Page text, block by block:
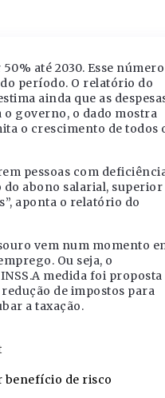
até 2030. Esse número
período. O relatório do
ainda que as
o governo, o dado mostra
o crescimento de todos
pessoas com
abono salarial, superior
aponta o relatório do
vem num momento
Ou seja, o
medida foi proposta
de impostos para
a taxação.
benefício de risco